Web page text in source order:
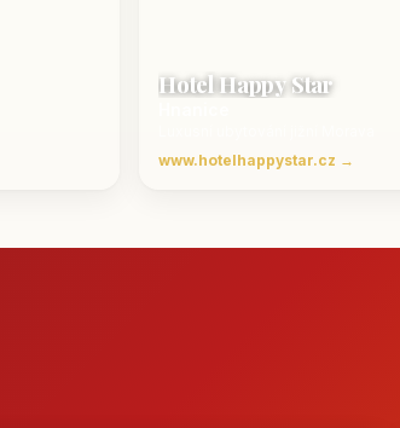
Hotel Happy Star
www.hotelhappystar.cz →